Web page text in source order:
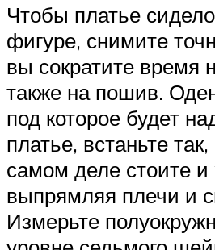
Чтобы платье
фигуре, снимите
вы сократите время
также на пошив.
под которое будет
платье, встаньте
самом деле стоите и
выпрямляя плечи и
Измерьте